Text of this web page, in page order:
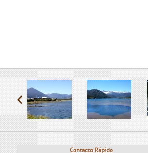
Contacto Rápido